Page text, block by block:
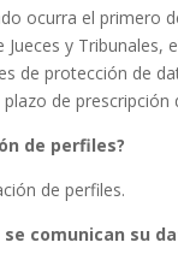
ocurra el primero
Jueces y
de protección de
de
de perfiles?
de perfiles.
comunican su